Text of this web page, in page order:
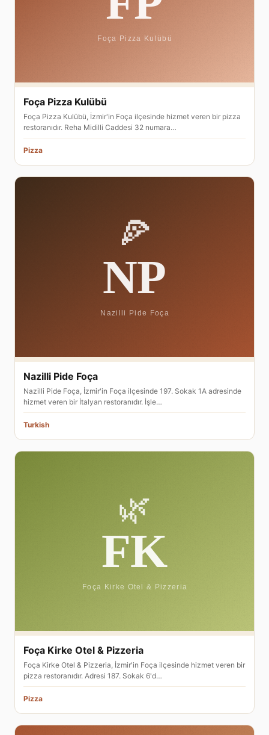
Foça Pizza Kulübü
Foça Pizza Kulübü, İzmir'in Foça ilçesinde hizmet veren bir pizza
restoranıdır. Reha Midilli Caddesi 32 numara…
Pizza
Nazilli Pide Foça
Nazilli Pide Foça, İzmir'in Foça ilçesinde 197. Sokak 1A adresinde
hizmet veren bir İtalyan restoranıdır. İşle…
Turkish
Foça Kirke Otel & Pizzeria
Foça Kirke Otel & Pizzeria, İzmir'in Foça ilçesinde hizmet veren bir
pizza restoranıdır. Adresi 187. Sokak 6'd…
Pizza